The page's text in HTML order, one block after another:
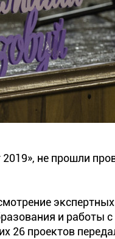
не прошли
и работы
26 проектов